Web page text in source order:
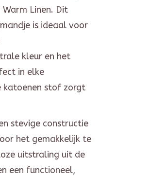
Linen. Dit
is ideaal voor
kleur en het
in elke
katoenen stof zorgt
stevige constructie
het gemakkelijk te
uitstraling uit de
een functioneel,